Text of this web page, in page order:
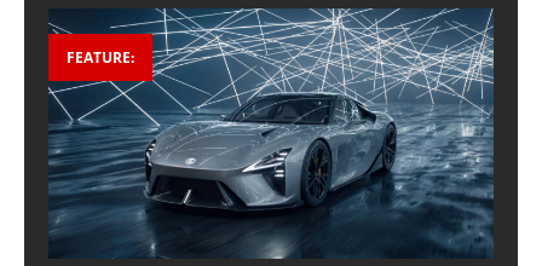
FEATURE: